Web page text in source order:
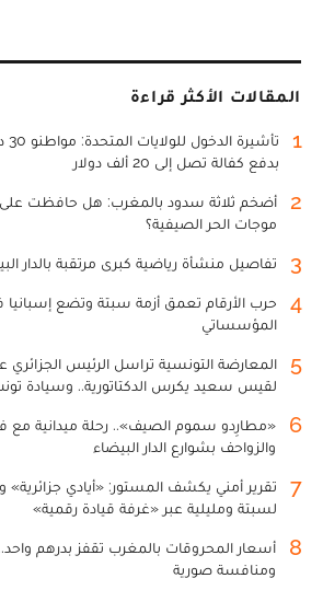
المقالات الأكثر قراءة
1
بدفع كفالة تصل إلى 20 ألف دولار
2
أضخم ثلاثة سدود بالمغرب: هل حافظت
موجات الحر الصيفية؟
3 تفاصيل منشأة رياضية كبرى مرتقبة بالدار
4
حرب الأرقام تعمق أزمة سبتة وتضع إسبانيا
المؤسساتي
5
المعارضة التونسية تراسل الرئيس
لقيس سعيد يكرس الدكتاتورية.. وسيادة
6
«مطارِدو سموم الصيف».. رحلة ميدانية مع
والزواحف بشوارع الدار البيضاء
7
تقرير أمني يكشف المستور: «أيادي جزائرية»
لسبتة ومليلية عبر «غرفة قيادة رقمية»
8
أسعار المحروقات بالمغرب تقفز بدرهم
ومنافسة صورية